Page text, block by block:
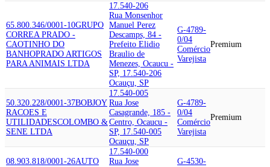
65.800.346/0001-10GRUPO
CORREA PRADO -
CAOTINHO DO
BANHOPRADO ARTIGOS
PARA ANIMAIS LTDA
17.540-206
Rua Monsenhor
Manuel Perez
Descamps, 84 -
Prefeito Elidio
Braulio de
Menezes, Ocaucu -
SP, 17.540-206
Ocauçu, SP
G-4789-
0/04
Comércio
Varejista
Premium
50.320.228/0001-37BOBJOY
RACOES E
UTILIDADESCOLOMBO &
SENE LTDA
17.540-005
Rua Jose
Casagrande, 185 -
Centro, Ocaucu -
SP, 17.540-005
Ocauçu, SP
G-4789-
0/04
Comércio
Varejista
Premium
08.903.818/0001-26AUTO
17.540-000
Rua Jose
G-4530-